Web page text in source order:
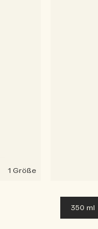
1 Größe
350 ml